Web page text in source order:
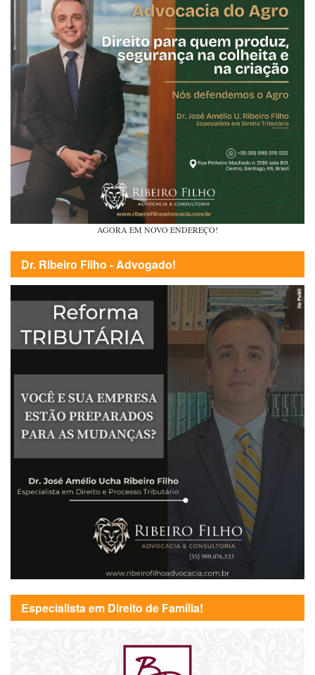
AGORA EM NOVO ENDEREÇO!
Dr. Ribeiro Filho - Advogado!
Especialista em Direito de Família!